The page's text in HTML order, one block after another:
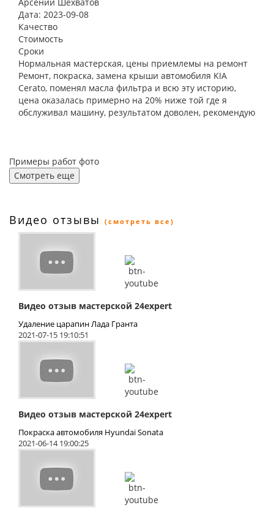
Дата: 2023-09-08
Качество
Стоимость
Сроки
Нормальная мастерская, цены приемлемы на ремонт
Ремонт, покраска, замена крыши автомобиля KIA
Cerato, поменял масла фильтра и всю эту историю,
цена оказалась примерно на 20% ниже той где я
обслуживал машину, результатом доволен, рекомендую
Примеры работ фото
Смотреть еще
Видео отзывы (смотреть все)
Видео отзыв мастерской 24expert
Удаление царапин Лада Гранта
2021-07-15 19:10:51
Видео отзыв мастерской 24expert
Покраска автомобиля Hyundai Sonata
2021-06-14 19:00:25